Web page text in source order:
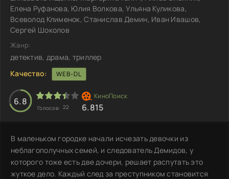
Елена Руфанова, Юлия Волкова, Ульяна Куликова,
Всеволод Клименок, Станислав Демин, Иван Ивашов,
Сергей Шоколов
Жанр:
детектив, драма, триллер
Качество:
WEB-DL
6.8
Голосов: 22 6.815
В маленьком городке начали исчезать девочки из
неблагополучных семей, и следователь Демидов, у
которого тоже есть две дочери, решает распутать это
жуткое дело. Каждый след за преступником становится